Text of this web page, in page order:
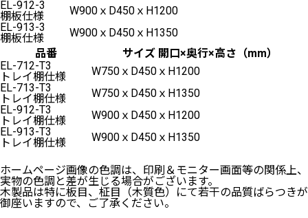
EL-912-3
棚板仕様
W900ｘD450ｘH1200
EL-913-3
棚板仕様
W900ｘD450ｘH1350
品番
サイズ 開口×奥行×高さ（mm）
EL-712-T3
トレイ棚仕様
W750ｘD450ｘH1200
EL-713-T3
トレイ棚仕様
W750ｘD450ｘH1350
EL-912-T3
トレイ棚仕様
W900ｘD450ｘH1200
EL-913-T3
トレイ棚仕様
W900ｘD450ｘH1350
ホームページ画像の色調は、印刷＆モニター画面等の関係上、
実物の色調と差が生じる場合がございます。
木製品は特に板目、柾目（木質色）にて若干の品質ばらつきが
御座いますので、ご了承ください。